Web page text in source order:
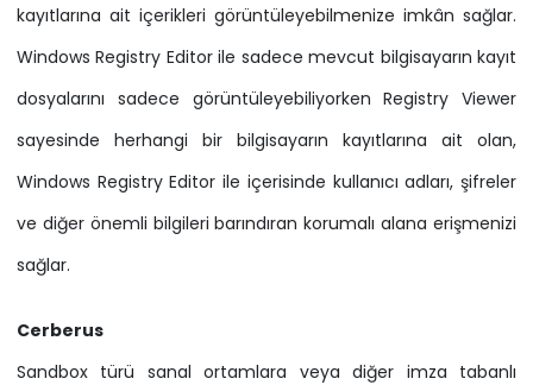
kayıtlarına ait içerikleri görüntüleyebilmenize imkân sağlar.
Windows Registry Editor ile sadece mevcut bilgisayarın kayıt
dosyalarını sadece görüntüleyebiliyorken Registry Viewer
sayesinde herhangi bir bilgisayarın kayıtlarına ait olan,
Windows Registry Editor ile içerisinde kullanıcı adları, şifreler
ve diğer önemli bilgileri barındıran korumalı alana erişmenizi
sağlar.
Cerberus
Sandbox türü sanal ortamlara veya diğer imza tabanlı